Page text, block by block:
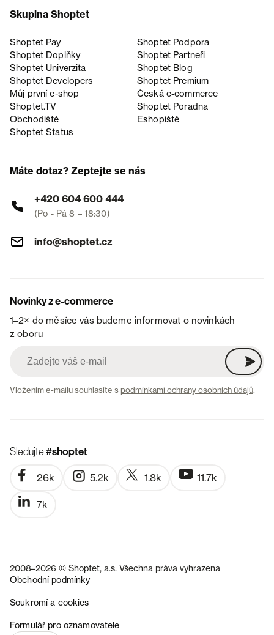
Skupina Shoptet
Shoptet Pay
Shoptet Podpora
Shoptet Doplňky
Shoptet Partneři
Shoptet Univerzita
Shoptet Blog
Shoptet Developers
Shoptet Premium
Můj první e-shop
Česká e‑commerce
Shoptet.TV
Shoptet Poradna
Obchodiště
Eshopiště
Shoptet Status
Máte dotaz? Zeptejte se nás
+420 604 600 444
(Po - Pá 8 – 18:30)
info@shoptet.cz
Novinky z e-commerce
1–2× do měsíce vás budeme informovat o novinkách
z oboru
Vložením e-mailu souhlasíte spodmínkami ochrany osobních údajů.
Sledujte#shoptet
26k 5.2k 1.8k 11.7k
7k
2008–2026 © Shoptet, a.s. Všechna práva vyhrazena
Obchodní podmínky
Soukromí a cookies
Formulář pro oznamovatele